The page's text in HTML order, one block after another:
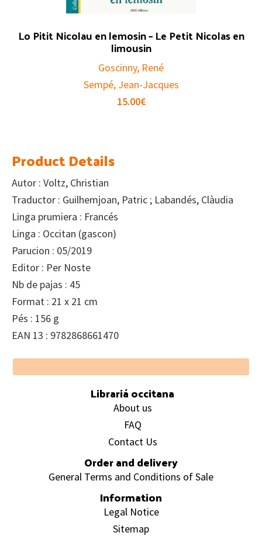
Lo Pitit Nicolau en lemosin – Le Petit Nicolas en
limousin
Goscinny, René
Sempé, Jean-Jacques
15.00€
Product Details
Autor : Voltz, Christian
Traductor : Guilhemjoan, Patric ; Labandés, Clàudia
Linga prumiera : Francés
Linga : Occitan (gascon)
Parucion : 05/2019
Editor : Per Noste
Nb de pajas : 45
Format : 21 x 21 cm
Pés : 156 g
EAN 13 : 9782868661470
Footer
Librariá occitana
About us
FAQ
Contact Us
Order and delivery
General Terms and Conditions of Sale
Information
Legal Notice
Sitemap